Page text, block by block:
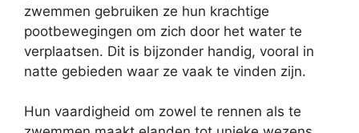
zwemmen gebruiken ze hun krachtige
pootbewegingen om zich door het water te
verplaatsen. Dit is bijzonder handig, vooral in
natte gebieden waar ze vaak te vinden zijn.
Hun vaardigheid om zowel te rennen als te